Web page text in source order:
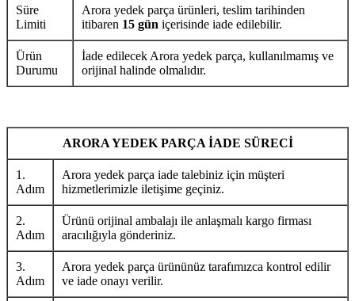
Süre
Limiti
Arora yedek parça ürünleri, teslim tarihinden
itibaren 15 gün içerisinde iade edilebilir.
Ürün
Durumu
İade edilecek Arora yedek parça, kullanılmamış ve
orijinal halinde olmalıdır.
ARORA YEDEK PARÇA İADE SÜRECİ
1.
Adım
Arora yedek parça iade talebiniz için müşteri
hizmetlerimizle iletişime geçiniz.
2.
Adım
Ürünü orijinal ambalajı ile anlaşmalı kargo firması
aracılığıyla gönderiniz.
3.
Adım
Arora yedek parça ürününüz tarafımızca kontrol edilir
ve iade onayı verilir.